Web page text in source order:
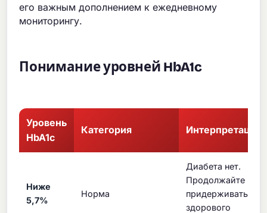
его важным дополнением к ежедневному
мониторингу.
Понимание уровней HbA1c
Уровень
HbA1c
Категория Интерпретация
Ниже
5,7%
Норма
Диабета нет.
Продолжайте
придерживаться
здорового